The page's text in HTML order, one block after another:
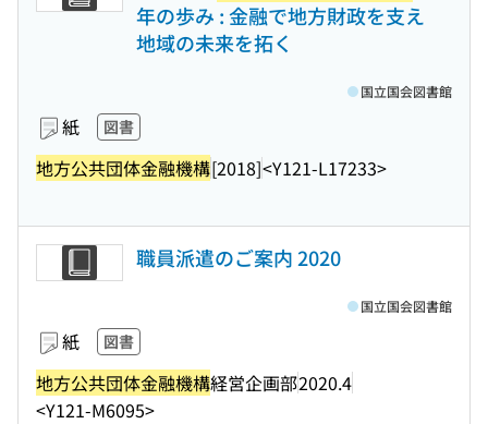
年の歩み : 金融で地方財政を支え
地域の未来を拓く
紙 図書
地方公共団体金融機構[2018]<Y121-L17233>
国立国会図書館
職員派遣のご案内 2020
紙 図書
地方公共団体金融機構経営企画部2020.4
<Y121-M6095>
国立国会図書館